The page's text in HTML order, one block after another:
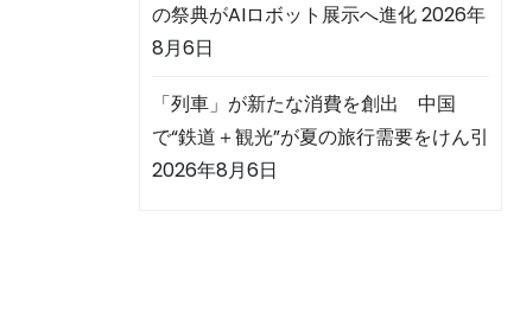
の祭典がAIロボット展示へ進化2026年
8月6日
「列車」が新たな消費を創出 中国
で“鉄道＋観光”が夏の旅行需要をけん引
2026年8月6日